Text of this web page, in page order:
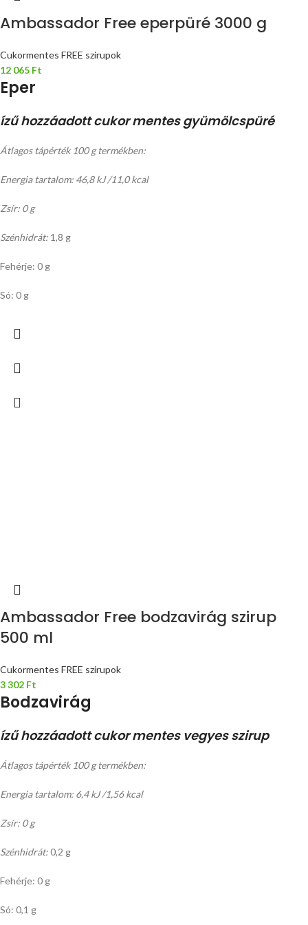
Ambassador Free eperpüré 3000 g
Cukormentes FREE szirupok
12 065 Ft
Eper
ízű hozzáadott cukor mentes gyümölcspüré
Átlagos tápérték 100 g termékben:
Energia tartalom: 46,8 kJ /11,0 kcal
Zsír: 0 g
Szénhidrát: 1,8 g
Fehérje: 0 g
Só: 0 g
Ambassador Free bodzavirág szirup
500 ml
Cukormentes FREE szirupok
3 302 Ft
Bodzavirág
ízű hozzáadott cukor mentes vegyes szirup
Átlagos tápérték 100 g termékben:
Energia tartalom: 6,4 kJ /1,56 kcal
Zsír: 0 g
Szénhidrát:0,2 g
Fehérje: 0 g
Só: 0,1 g